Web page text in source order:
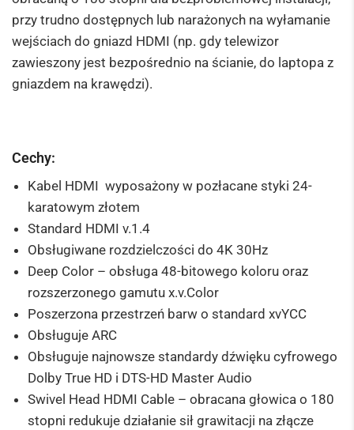
przy trudno dostępnych lub narażonych na wyłamanie
wejściach do gniazd HDMI (np. gdy telewizor
zawieszony jest bezpośrednio na ścianie, do laptopa z
gniazdem na krawędzi).
Cechy:
Kabel HDMI wyposażony w pozłacane styki 24-
karatowym złotem
Standard HDMI v.1.4
Obsługiwane rozdzielczości do 4K 30Hz
Deep Color – obsługa 48-bitowego koloru oraz
rozszerzonego gamutu x.v.Color
Poszerzona przestrzeń barw o standard xvYCC
Obsługuje ARC
Obsługuje najnowsze standardy dźwięku cyfrowego
Dolby True HD i DTS-HD Master Audio
Swivel Head HDMI Cable – obracana głowica o 180
stopni redukuje działanie sił grawitacji na złącze